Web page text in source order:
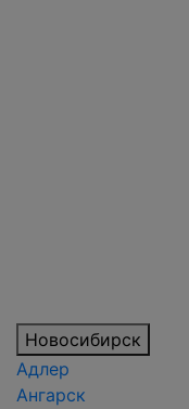
Новосибирск
Адлер
Ангарск